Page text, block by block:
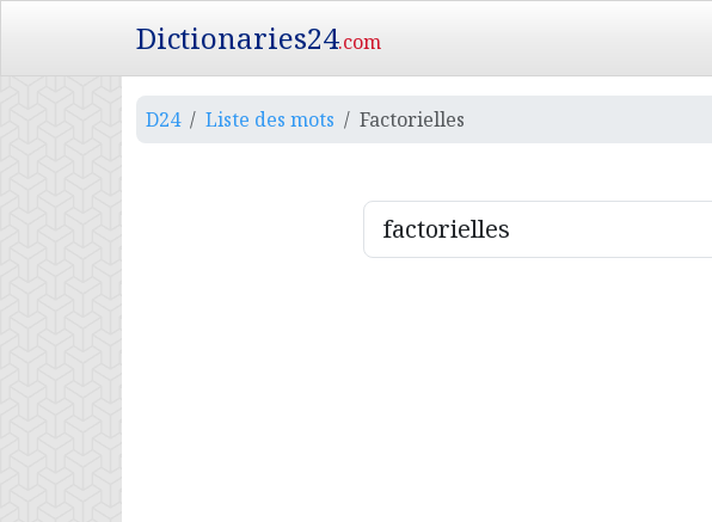
Dictionaries24.com
D24 Liste des mots Factorielles